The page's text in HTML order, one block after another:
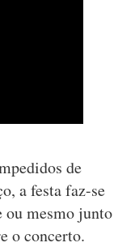
de
a festa faz-se
ou mesmo junto
o concerto.